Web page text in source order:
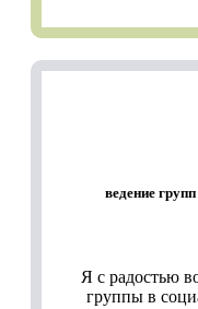
ведение
Я с радостью
группы в